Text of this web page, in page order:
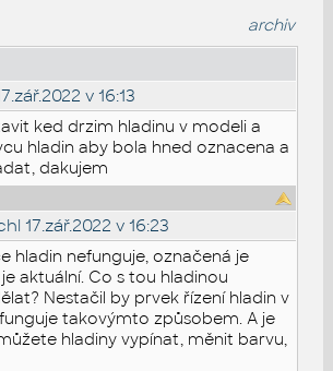
archiv
v 16:13
ked drzim hladinu v modeli a
hladin aby bola hned oznacena a
dakujem
17.zář.2022 v 16:23
hladin nefunguje, označená je
aktuální. Co s tou hladinou
Nestačil by prvek řízení hladin v
takovýmto způsobem. A je
hladiny vypínat, měnit barvu,